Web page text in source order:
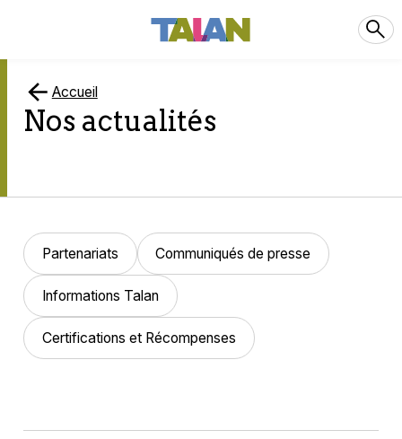
Accueil
Nos actualités
Partenariats Communiqués de presse
Informations Talan
Certifications et Récompenses